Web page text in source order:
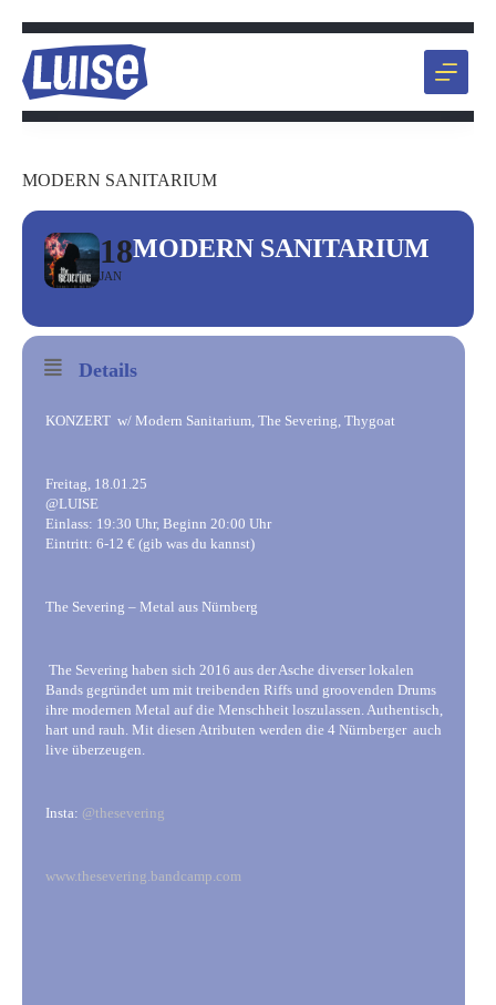
Zum
Inhalt
springen
MODERN SANITARIUM
18
JAN
MODERN SANITARIUM
Details
KONZERT w/ Modern Sanitarium, The Severing, Thygoat
Freitag, 18.01.25
@LUISE
Einlass: 19:30 Uhr, Beginn 20:00 Uhr
Eintritt: 6-12 € (gib was du kannst)
The Severing – Metal aus Nürnberg
The Severing haben sich 2016 aus der Asche diverser lokalen
Bands gegründet um mit treibenden Riffs und groovenden Drums
ihre modernen Metal auf die Menschheit loszulassen. Authentisch,
hart und rauh. Mit diesen Atributen werden die 4 Nürnberger auch
live überzeugen.
Insta: @thesevering
www.thesevering.bandcamp.com